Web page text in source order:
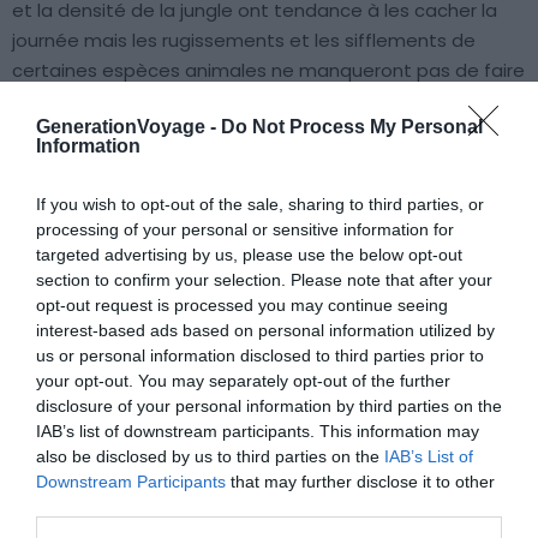
GenerationVoyage - Do Not Process My Personal
Information
If you wish to opt-out of the sale, sharing to third parties, or
processing of your personal or sensitive information for
targeted advertising by us, please use the below opt-out
section to confirm your selection. Please note that after your
opt-out request is processed you may continue seeing
interest-based ads based on personal information utilized by
us or personal information disclosed to third parties prior to
your opt-out. You may separately opt-out of the further
disclosure of your personal information by third parties on the
IAB’s list of downstream participants. This information may
also be disclosed by us to third parties on the IAB’s List of
Downstream Participants that may further disclose it to other
et la densité de la jungle ont tendance à les cacher la
journée mais les rugissements et les sifflements de
certaines espèces animales ne manqueront pas de faire
sursauter les visiteurs. Les plus téméraires se laisseront
guider lors des promenades organisées, et sentiront
monter l’excitation lorsqu’ils passeront sur le territoire